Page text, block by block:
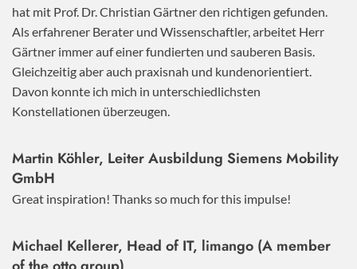
hat mit Prof. Dr. Christian Gärtner den richtigen gefunden.
Als erfahrener Berater und Wissenschaftler, arbeitet Herr
Gärtner immer auf einer fundierten und sauberen Basis.
Gleichzeitig aber auch praxisnah und kundenorientiert.
Davon konnte ich mich in unterschiedlichsten
Konstellationen überzeugen.
Martin Köhler, Leiter Ausbildung Siemens Mobility
GmbH
Great inspiration! Thanks so much for this impulse!
Michael Kellerer, Head of IT, limango (A member